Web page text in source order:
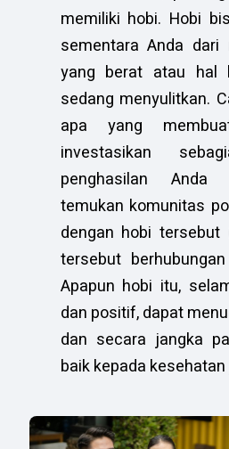
memiliki hobi. Hobi
sementara Anda dari
yang berat atau hal
sedang menyulitkan.
apa yang
investasikan
penghasilan Anda
temukan komunitas
dengan hobi
tersebut
Apapun hobi itu,
dan positif, dapat
dan secara jangka
baik kepada